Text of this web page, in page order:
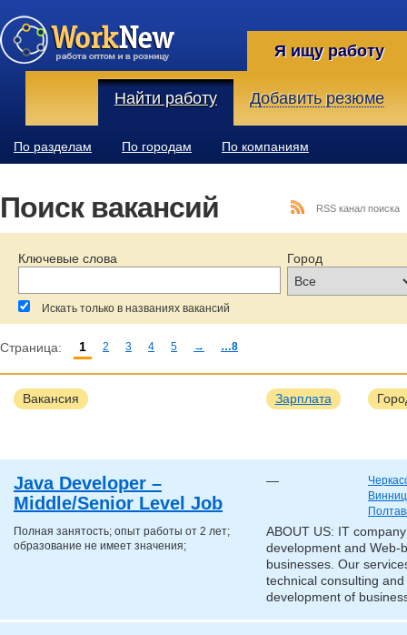
Я ищу работу
Найти работу Добавить резюме
По разделам По городам По компаниям
Поиск вакансий
Ключевые слова Город
Искать только в названиях вакансий
За последние: Зарплата:
RSS канал поиска
Страница: 1 2 3 4 5 → …8
Вакансия Зарплата
Java Developer –
Middle/Senior Level Job
—
Полная занятость; опыт работы от 2 лет;
образование не имеет значения;
ABOUT US: IT
development and Web-
businesses. Our
technical consulting
development of